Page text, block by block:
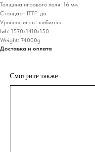
Толщина игрового поля: 16 мм
Стандарт ITTF: да
Уровень игры: любитель
lwh: 1570x1410x150
Weight: 74000g
Доставка и оплата
Смотрите также